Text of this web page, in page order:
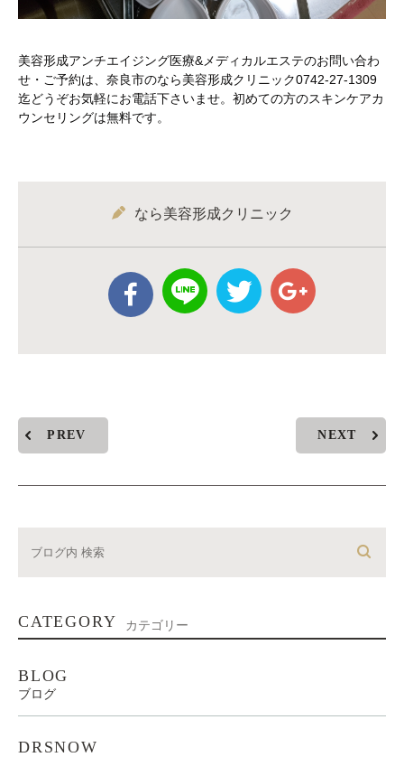
美容形成アンチエイジング医療&メディカルエステのお問い合わ
せ・ご予約は、奈良市のなら美容形成クリニック0742-27-1309
迄どうぞお気軽にお電話下さいませ。初めての方のスキンケアカ
ウンセリングは無料です。
なら美容形成クリニック
PREV NEXT
CATEGORY カテゴリー
BLOG
ブログ
DRSNOW